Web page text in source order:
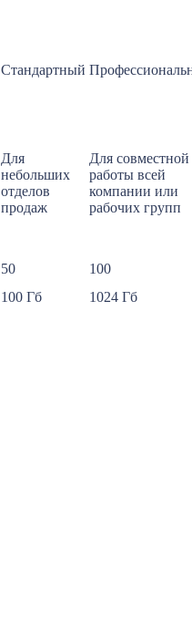
Стандартный
Для
небольших
отделов
продаж
Для совместной
работы всей
компании или
рабочих групп
50
100
100 Гб
1024 Гб